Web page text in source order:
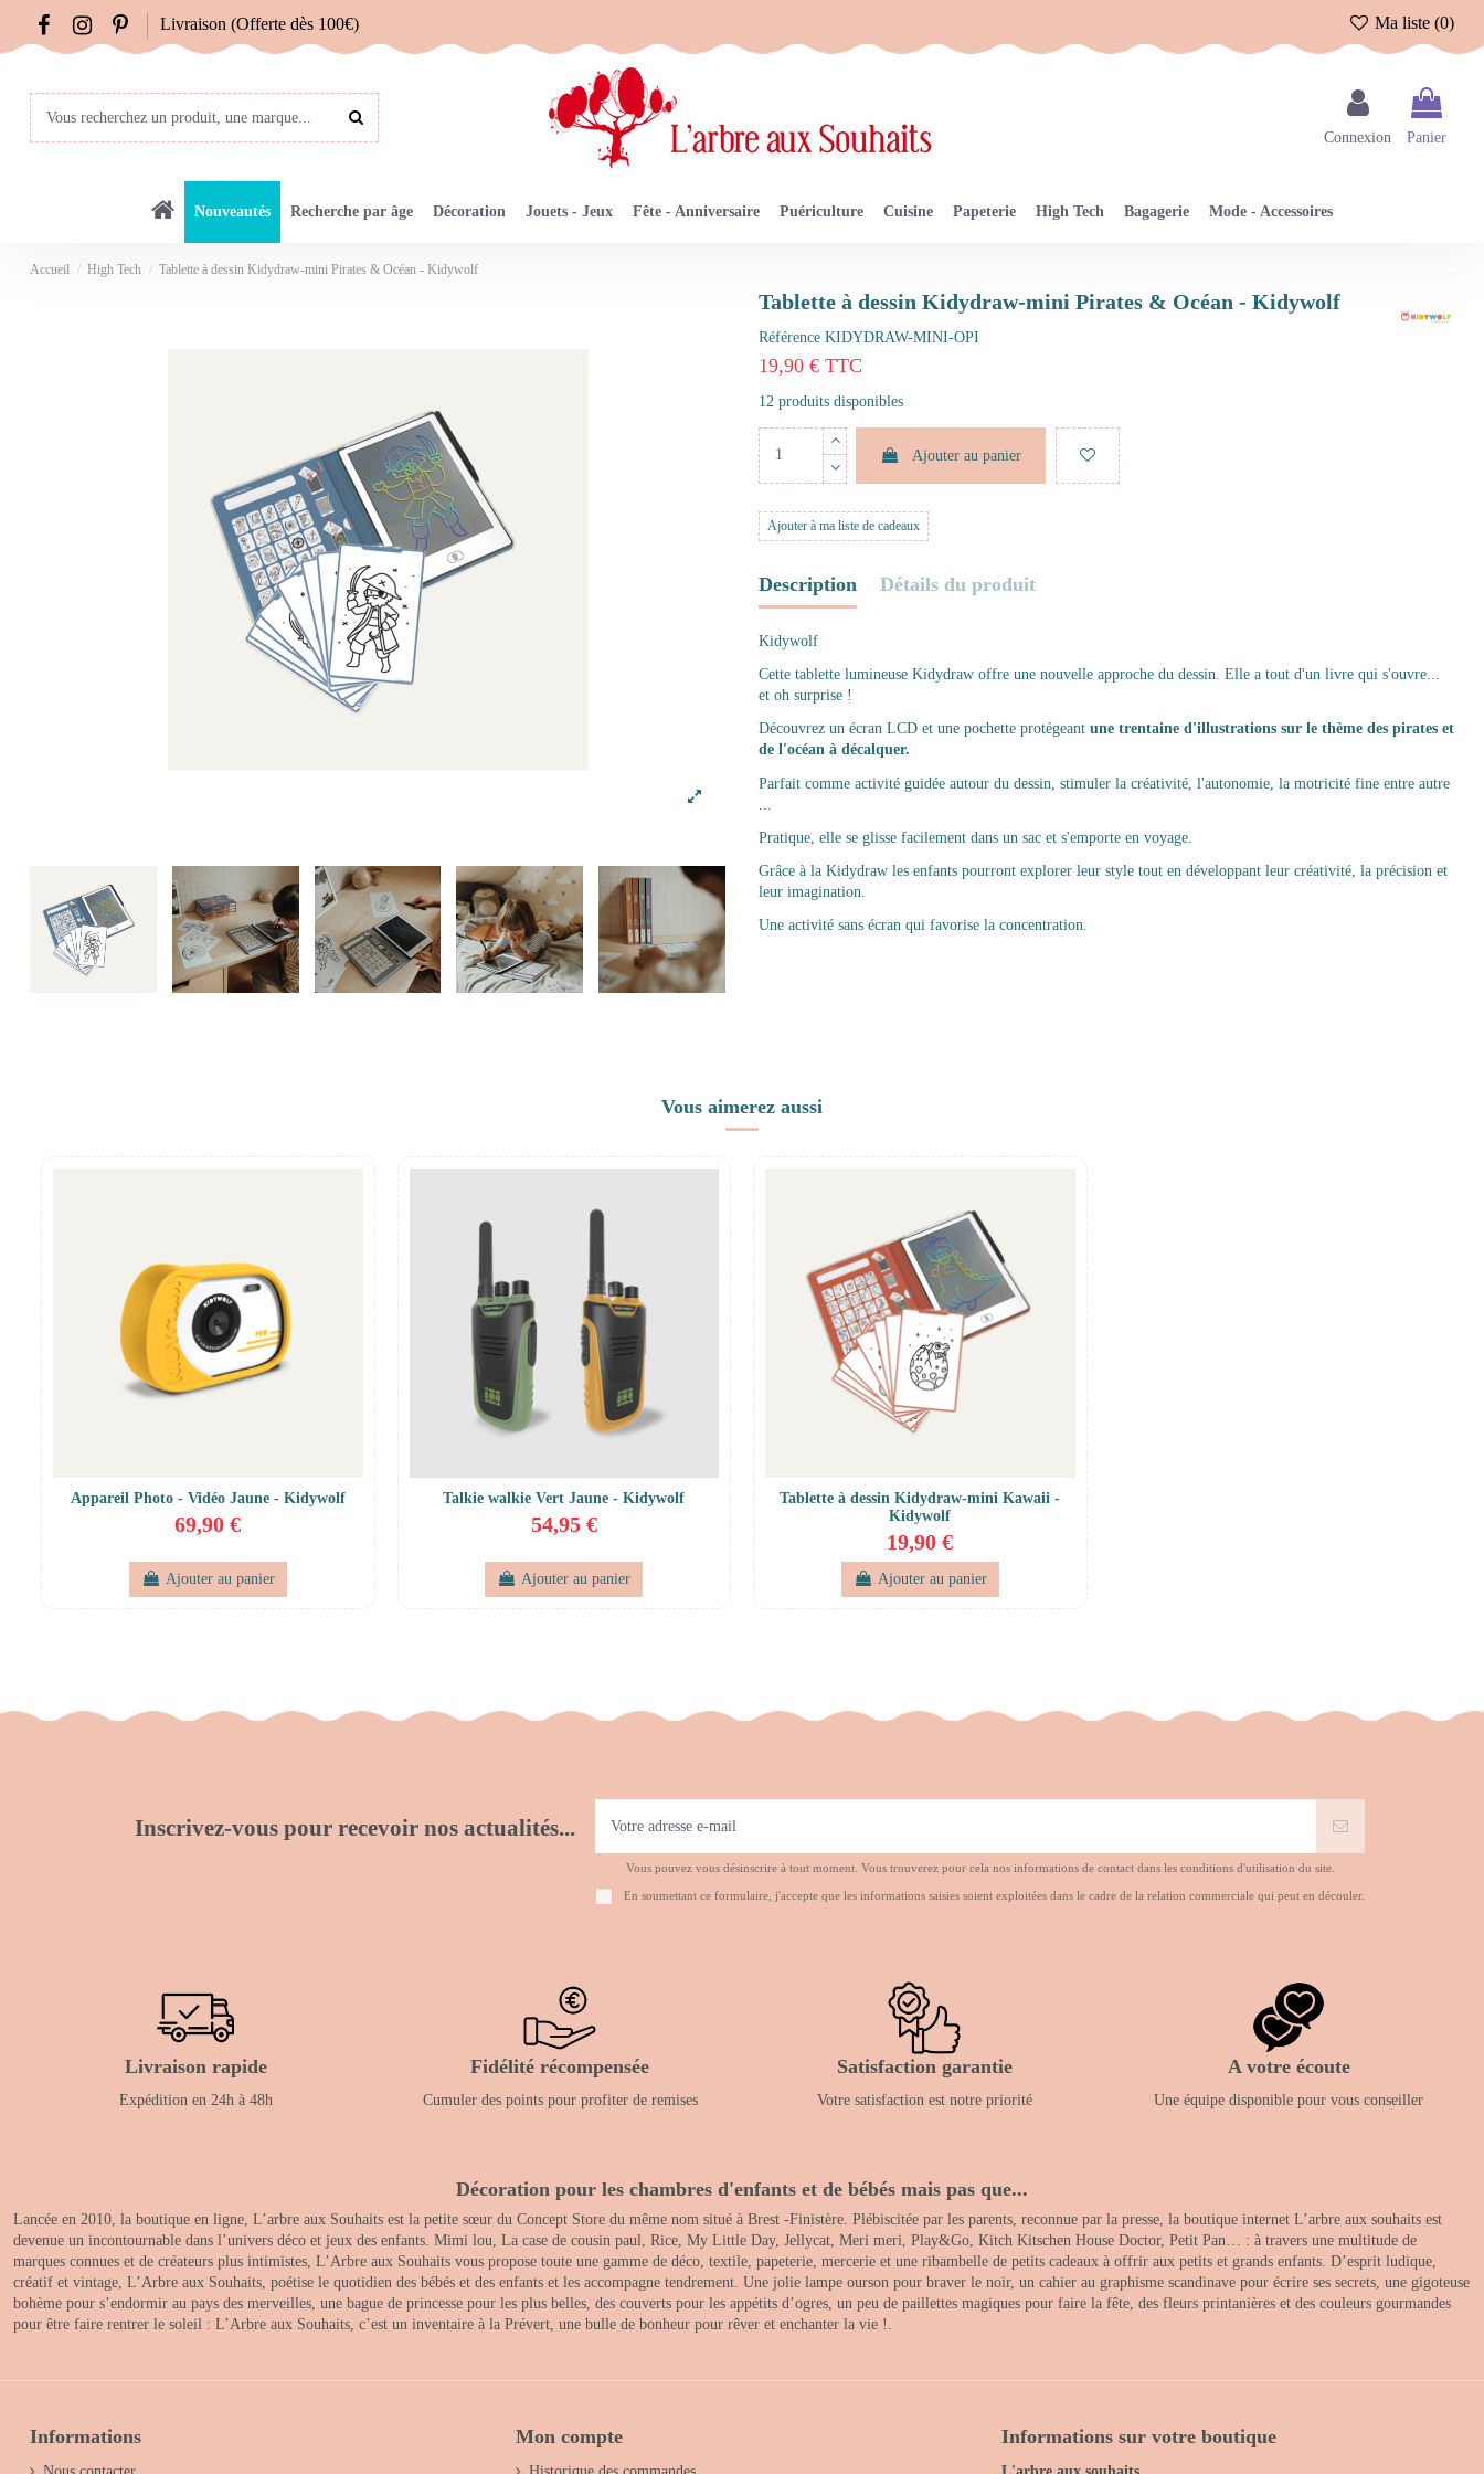
Livraison (Offerte dès 100€) Ma liste (0)
Connexion Panier
Nouveautés Recherche par âge Décoration Jouets - Jeux Fête - Anniversaire Puériculture Cuisine Papeterie High Tech Bagagerie Mode - Accessoires
Accueil High Tech Tablette à dessin Kidydraw-mini Pirates & Océan - Kidywolf
Tablette à dessin Kidydraw-mini Pirates & Océan - Kidywolf
Référence KIDYDRAW-MINI-OPI
19,90 € TTC
12 produits disponibles
Ajouter au panier
Ajouter à ma liste de cadeaux
Description Détails du produit
Kidywolf
Cette tablette lumineuse Kidydraw offre une nouvelle approche du dessin. Elle a tout d'un livre qui s'ouvre...
et oh surprise !
Découvrez un écran LCD et une pochette protégeant une trentaine d'illustrations sur le thème des pirates et
de l'océan à décalquer.
Parfait comme activité guidée autour du dessin, stimuler la créativité, l'autonomie, la motricité fine entre autre
Pratique, elle se glisse facilement dans un sac et s'emporte en voyage.
Grâce à la Kidydraw les enfants pourront explorer leur style tout en développant leur créativité, la précision et
leur imagination.
Une activité sans écran qui favorise la concentration.
Vous aimerez aussi
Appareil Photo - Vidéo Jaune - Kidywolf
69,90 €
Ajouter au panier
Talkie walkie Vert Jaune - Kidywolf
54,95 €
Ajouter au panier
Tablette à dessin Kidydraw-mini Kawaii -
Kidywolf
19,90 €
Ajouter au panier
Inscrivez-vous pour recevoir nos actualités...
Vous pouvez vous désinscrire à tout moment. Vous trouverez pour cela nos informations de contact dans les conditions d'utilisation du site.
En soumettant ce formulaire, j'accepte que les informations saisies soient exploitées dans le cadre de la relation commerciale qui peut en découler.
Livraison rapide
Expédition en 24h à 48h
Fidélité récompensée
Cumuler des points pour profiter de remises
Satisfaction garantie
Votre satisfaction est notre priorité
A votre écoute
Une équipe disponible pour vous conseiller
Décoration pour les chambres d'enfants et de bébés mais pas que...
Lancée en 2010, la boutique en ligne, L’arbre aux Souhaits est la petite sœur du Concept Store du même nom situé à Brest -Finistère. Plébiscitée par les parents, reconnue par la presse, la boutique internet L’arbre aux souhaits est
devenue un incontournable dans l’univers déco et jeux des enfants. Mimi lou, La case de cousin paul, Rice, My Little Day, Jellycat, Meri meri, Play&Go, Kitch Kitschen House Doctor, Petit Pan… : à travers une multitude de
marques connues et de créateurs plus intimistes, L’Arbre aux Souhaits vous propose toute une gamme de déco, textile, papeterie, mercerie et une ribambelle de petits cadeaux à offrir aux petits et grands enfants. D’esprit ludique,
créatif et vintage, L’Arbre aux Souhaits, poétise le quotidien des bébés et des enfants et les accompagne tendrement. Une jolie lampe ourson pour braver le noir, un cahier au graphisme scandinave pour écrire ses secrets, une gigoteuse
bohème pour s’endormir au pays des merveilles, une bague de princesse pour les plus belles, des couverts pour les appétits d’ogres, un peu de paillettes magiques pour faire la fête, des fleurs printanières et des couleurs gourmandes
pour être faire rentrer le soleil : L’Arbre aux Souhaits, c’est un inventaire à la Prévert, une bulle de bonheur pour rêver et enchanter la vie !.
Informations Mon compte Informations sur votre boutique